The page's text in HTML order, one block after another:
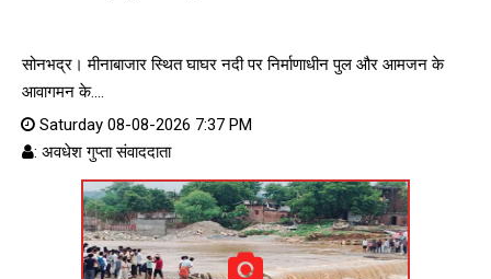
सोनभद्र। मीनाबाजार स्थित घाघर नदी पर निर्माणाधीन पुल और आमजन के
आवागमन के....
Saturday 08-08-2026 7:37 PM
: अवधेश गुप्ता संवाददाता